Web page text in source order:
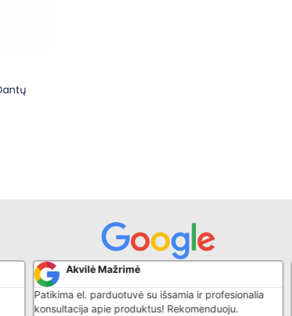
Akvilė Mažrimė
Patikima el. parduotuvė su išsamia ir profesionalia
konsultacija apie produktus! Rekomenduoju.